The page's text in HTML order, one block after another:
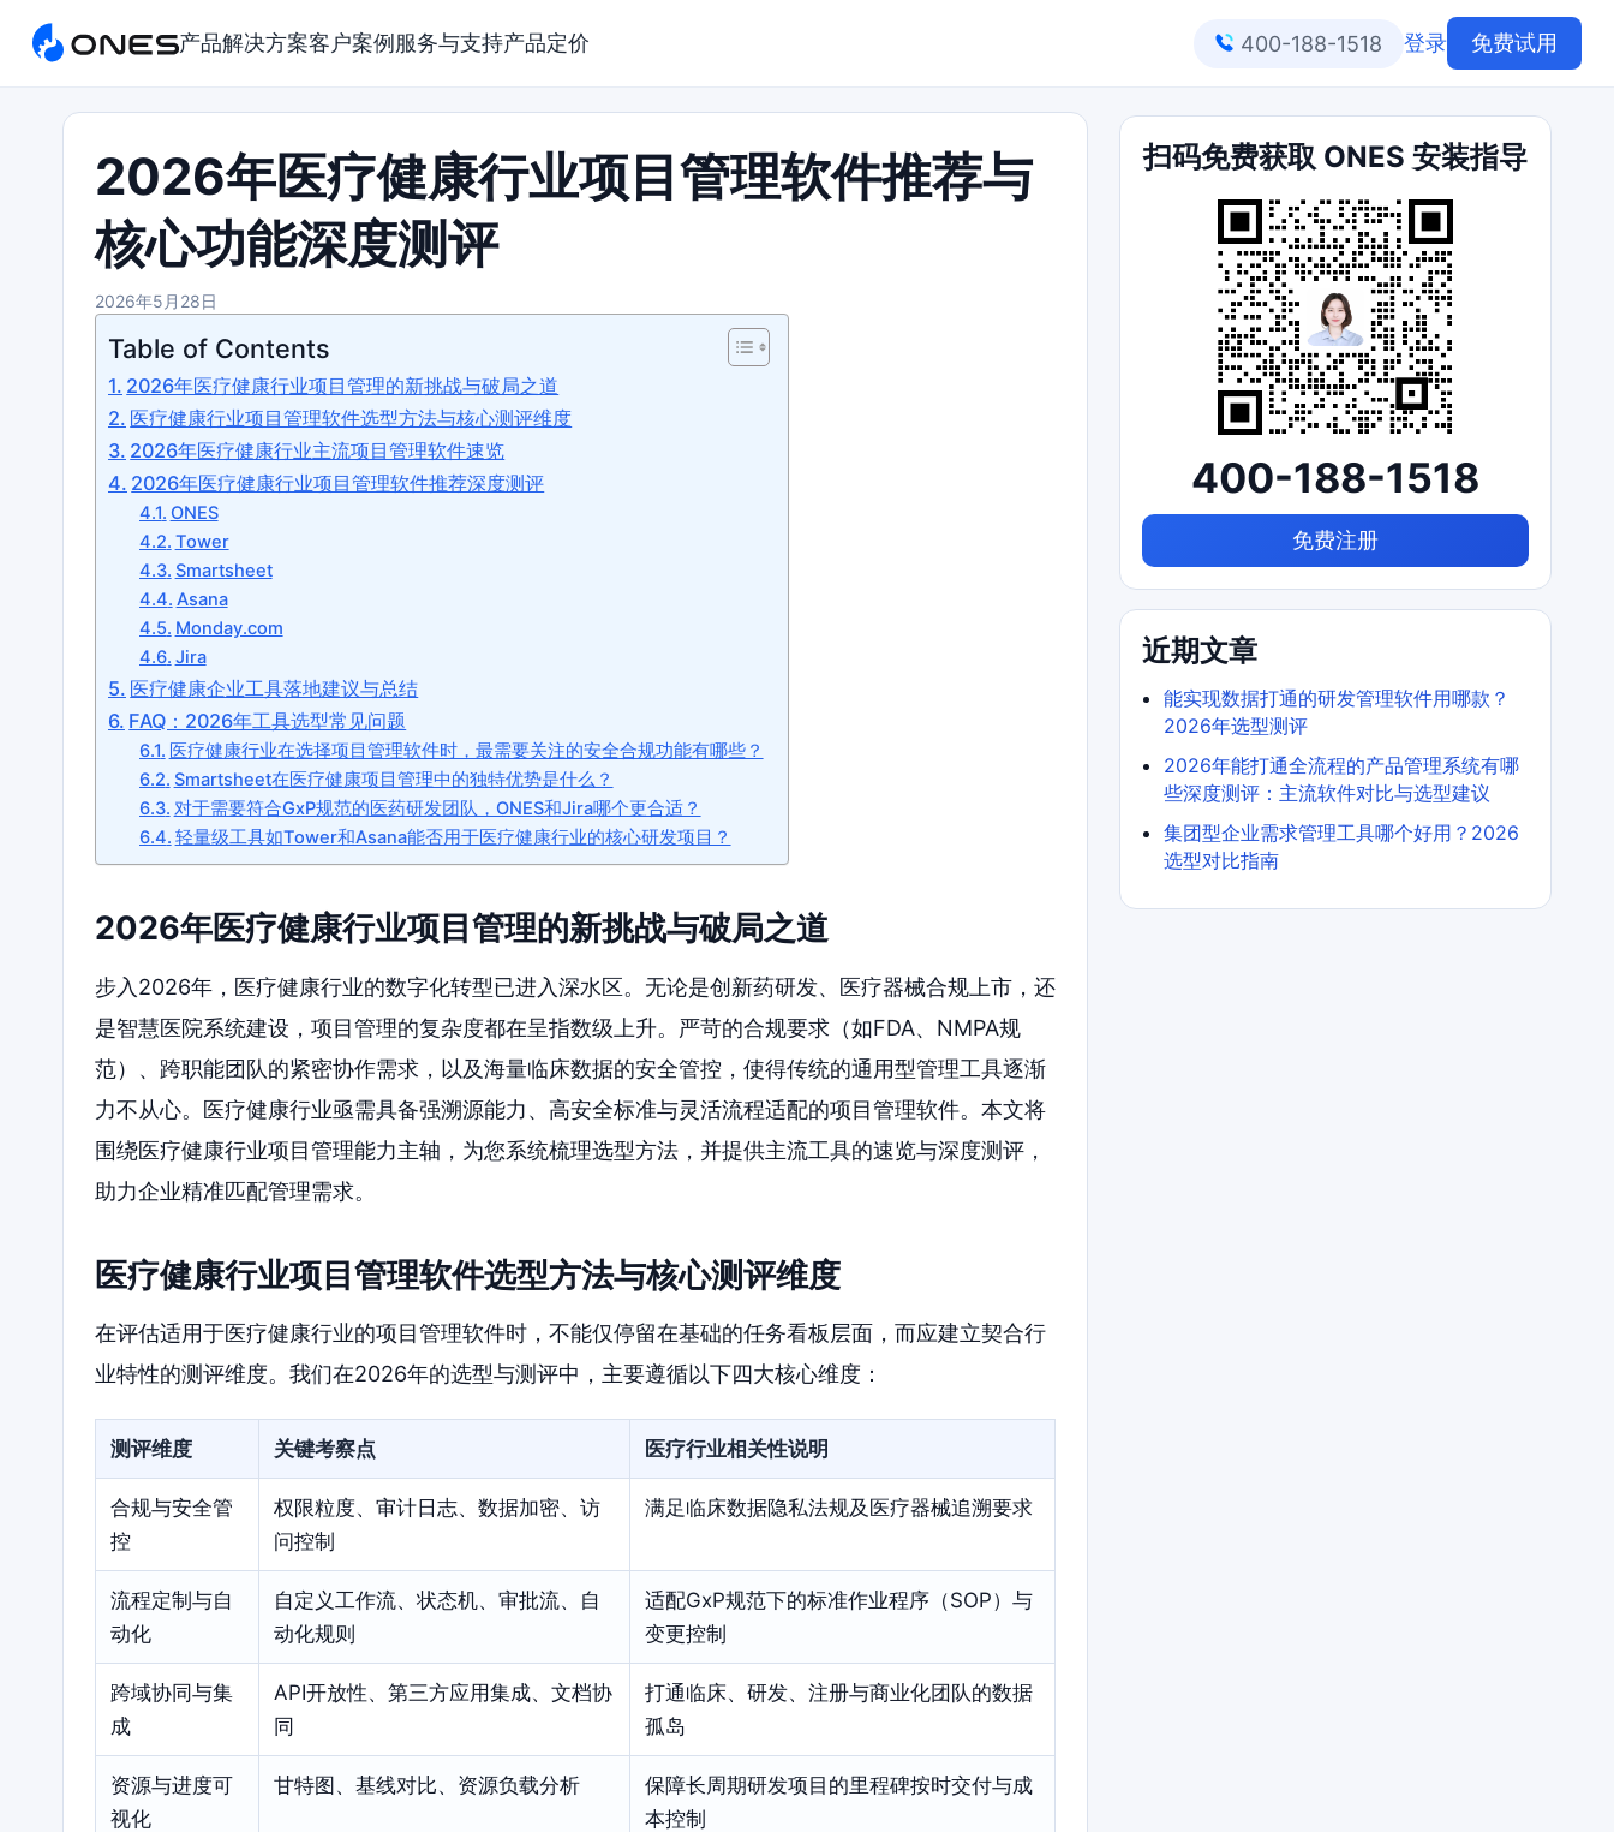
产品解决方案客户案例 服务与支持产品定价 400-188-1518 登录 免费试用
2026年医疗健康行业项目管理软件推荐与
核心功能深度测评
2026年5月28日
Table of Contents
2026年医疗健康行业项目管理的新挑战与破局之道
医疗健康行业项目管理软件选型方法与核心测评维度
2026年医疗健康行业主流项目管理软件速览
2026年医疗健康行业项目管理软件推荐深度测评
ONES
Tower
Smartsheet
Asana
Monday.com
Jira
医疗健康企业工具落地建议与总结
FAQ：2026年工具选型常见问题
医疗健康行业在选择项目管理软件时，最需要关注的安全合规功能有哪些？
Smartsheet在医疗健康项目管理中的独特优势是什么？
对于需要符合GxP规范的医药研发团队，ONES和Jira哪个更合适？
轻量级工具如Tower和Asana能否用于医疗健康行业的核心研发项目？
2026年医疗健康行业项目管理的新挑战与破局之道
步入2026年，医疗健康行业的数字化转型已进入深水区。无论是创新药研发、医疗器械合规上市，还
是智慧医院系统建设，项目管理的复杂度都在呈指数级上升。严苛的合规要求（如FDA、NMPA规
范）、跨职能团队的紧密协作需求，以及海量临床数据的安全管控，使得传统的通用型管理工具逐渐
力不从心。医疗健康行业亟需具备强溯源能力、高安全标准与灵活流程适配的项目管理软件。本文将
围绕医疗健康行业项目管理能力主轴，为您系统梳理选型方法，并提供主流工具的速览与深度测评，
助力企业精准匹配管理需求。
医疗健康行业项目管理软件选型方法与核心测评维度
在评估适用于医疗健康行业的项目管理软件时，不能仅停留在基础的任务看板层面，而应建立契合行
业特性的测评维度。我们在2026年的选型与测评中，主要遵循以下四大核心维度：
测评维度 关键考察点 医疗行业相关性说明
合规与安全管
控
权限粒度、审计日志、数据加密、访
问控制
满足临床数据隐私法规及医疗器械追溯要求
流程定制与自
动化
自定义工作流、状态机、审批流、自
动化规则
适配GxP规范下的标准作业程序（SOP）与
变更控制
跨域协同与集
成
API开放性、第三方应用集成、文档协
同
打通临床、研发、注册与商业化团队的数据
孤岛
资源与进度可
视化
甘特图、基线对比、资源负载分析
保障长周期研发项目的里程碑按时交付与成
本控制
扫码免费获取 ONES 安装指导
400-188-1518
免费注册
近期文章
能实现数据打通的研发管理软件用哪款？
2026年选型测评
2026年能打通全流程的产品管理系统有哪
些深度测评：主流软件对比与选型建议
集团型企业需求管理工具哪个好用？2026
选型对比指南